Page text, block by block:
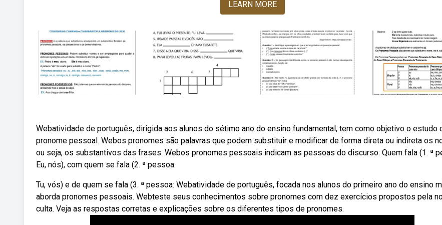
LEARN MORE
Webatividade de português, dirigida aos alunos do sétimo ano do ensino fundamental, tem como objetivo o estudo
pronome pessoal. Webos pronomes são palavras que podem substituir e modificar de forma direta ou indireta os
ou seja, os substantivos das frases. Webos pronomes pessoais indicam as pessoas do discurso: Quem fala (1. ª
Eu, nós), com quem se fala (2. ª pessoa:
Tu, vós) e de quem se fala (3. ª pessoa: Webatividade de português, focada nos alunos do primeiro ano do ensino
aborda pronomes pessoais. Webteste seus conhecimentos sobre pronomes com dez exercícios propostos pela
culta. Veja as respostas corretas e explicações sobre os diferentes tipos de pronomes.